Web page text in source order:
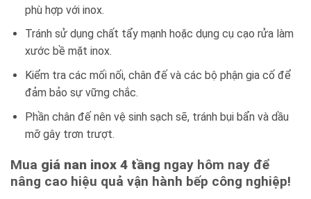
phù hợp với inox.
Tránh sử dụng chất tẩy mạnh hoặc dụng cụ cạo rửa làm
xước bề mặt inox.
Kiểm tra các mối nối, chân đế và các bộ phận gia cố để
đảm bảo sự vững chắc.
Phần chân đế nên vệ sinh sạch sẽ, tránh bụi bẩn và dầu
mỡ gây trơn trượt.
Mua giá nan inox 4 tầng ngay hôm nay để
nâng cao hiệu quả vận hành bếp công nghiệp!